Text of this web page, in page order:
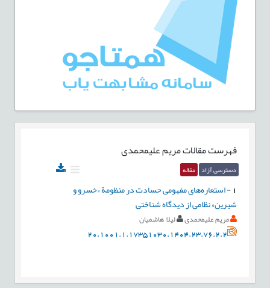
فهرست مقالاتمریم علیمحمدی
دسترسی آزاد مقاله
-استعاره‌های مفهومی حسادت در منظومة «خسرو و
شیرین» نظامی از دیدگاه شناختی
مریم علیمحمدی ليلا هاشميان
20.1001.1.17351030.1404.23.76.2.2